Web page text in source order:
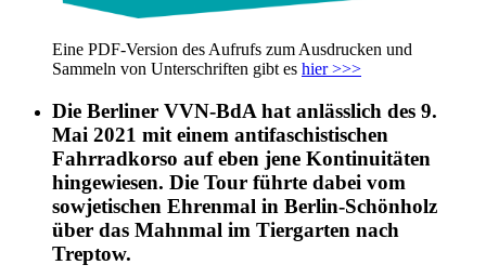
Eine PDF-Version des Aufrufs zum Ausdrucken und
Sammeln von Unterschriften gibt es hier >>>
Die Berliner VVN-BdA hat anlässlich des 9.
Mai 2021 mit einem antifaschistischen
Fahrradkorso auf eben jene Kontinuitäten
hingewiesen. Die Tour führte dabei vom
sowjetischen Ehrenmal in Berlin-Schönholz
über das Mahnmal im Tiergarten nach
Treptow.